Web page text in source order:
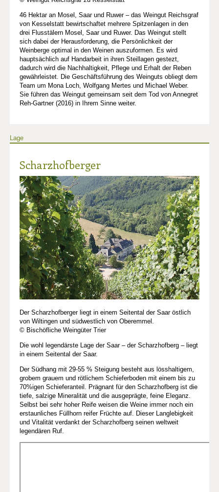
46 Hektar an Mosel, Saar und Ruwer – das Weingut Reichsgraf
von Kesselstatt bewirtschaftet mehrere Spitzenlagen in den
drei Flusstälern Mosel, Saar und Ruwer. Das Weingut stellt
sich dabei der Herausforderung, die Persönlichkeit der
Weinberge optimal in den Weinen auszuformen. Es wird
hauptsächlich auf Handarbeit in ihren Steillagen gestezt,
dadurch wird die Nachhaltigkeit, Pflege und Erhalt der Reben
gewährleistet. Die Geschäftsführung des Weinguts obliegt dem
Team um Mona Loch, Wolfgang Mertes und Michael Weber.
Sie führen das Weingut gemeinsam seit dem Tod von Annegret
Reh-Gartner (2016) in Ihrem Sinne weiter.
Lage
Scharzhofberger
Der Scharzhofberger liegt in einem Seitental der Saar östlich
von Wiltingen und südwestlich von Oberemmel.
© Bischöfliche Weingüter Trier
Die wohl legendärste Lage der Saar – der Scharzhofberg – liegt
in einem Seitental der Saar.
Der Südhang mit 29-55 % Steigung besteht aus lösshaltigem,
grobem grauem und rötlichem Schieferboden mit einem bis zu
70%igen Schieferanteil. Prägnant für den Scharzhofberg ist die
tiefe, salzige Mineralität und die ausgeprägte, feine Eleganz.
Selbst bei sehr hoher Reife weisen die Weine immer noch ein
erstaunliches Füllhorn reifer Früchte auf. Dieser Langlebigkeit
und Vitalität verdankt der Scharzhofberg seinen weltweit
legendären Ruf.